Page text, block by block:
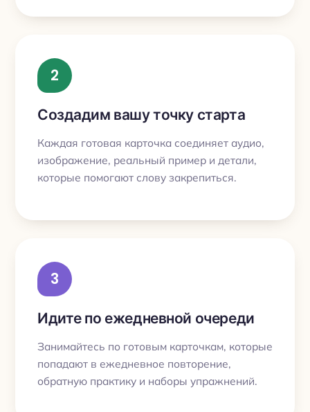
2
Создадим вашу точку старта
Каждая готовая карточка соединяет аудио,
изображение, реальный пример и детали,
которые помогают слову закрепиться.
3
Идите по ежедневной очереди
Занимайтесь по готовым карточкам, которые
попадают в ежедневное повторение,
обратную практику и наборы упражнений.